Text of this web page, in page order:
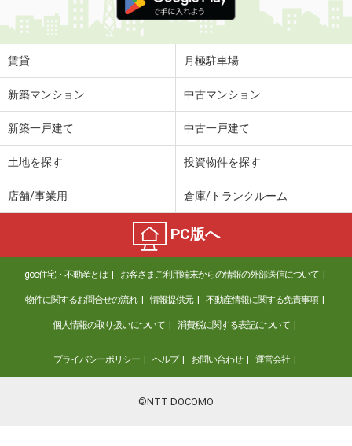
賃貸 月極駐車場
新築マンション 中古マンション
新築一戸建て 中古一戸建て
土地を探す 投資物件を探す
店舗/事業用 倉庫/トランクルーム
PC版へ
goo住宅・不動産とは お客さまご利用端末からの情報の外部送信について
物件に関するお問合せの流れ 情報提供元 不動産情報に関する免責事項
個人情報の取り扱いについて 消費税に関する表記について
プライバシーポリシー ヘルプ お問い合わせ 運営会社
©NTT DOCOMO